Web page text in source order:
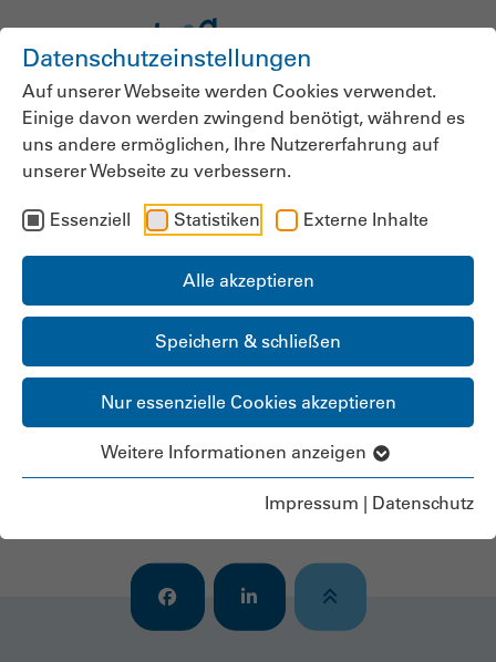
Datenschutzeinstellungen
Auf unserer Webseite werden Cookies verwendet.
Einige davon werden zwingend benötigt, während es
uns andere ermöglichen, Ihre Nutzererfahrung auf
unserer Webseite zu verbessern.
Essenziell Statistiken Externe Inhalte
Alle akzeptieren
Speichern & schließen
Nur essenzielle Cookies akzeptieren
Weitere Informationen anzeigen
Impressum | Datenschutz
Mitgliedsnummer / Benutzername:
Angemeldet bleiben: